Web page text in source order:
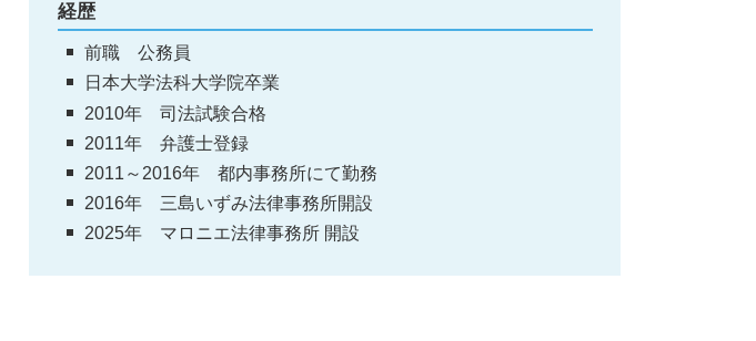
経歴
前職 公務員
日本大学法科大学院卒業
2010年 司法試験合格
2011年 弁護士登録
2011～2016年 都内事務所にて勤務
2016年 三島いずみ法律事務所開設
2025年 マロニエ法律事務所 開設